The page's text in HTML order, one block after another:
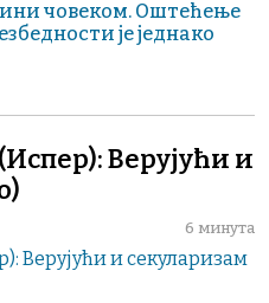
човеком. Оштећење
је једнако
Верујући и
6 минута